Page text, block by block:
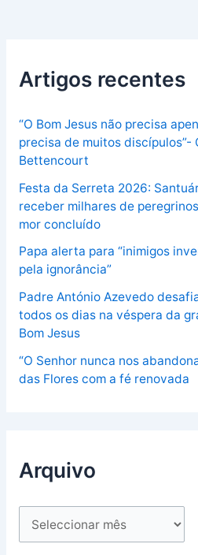
Artigos recentes
“O Bom Jesus não precisa
precisa de muitos discípulos”-
Bettencourt
Festa da Serreta 2026:
receber milhares de
mor concluído
Papa alerta para “inimigos
pela ignorância”
Padre António Azevedo
todos os dias na véspera da
Bom Jesus
“O Senhor nunca nos
das Flores com a fé renovada
Arquivo